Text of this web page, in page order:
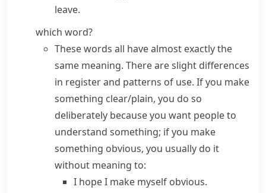
leave.
which word?
These words all have almost exactly the
same meaning. There are slight differences
in register and patterns of use. If you make
something clear/​plain, you do so
deliberately because you want people to
understand something; if you make
something obvious, you usually do it
without meaning to:
I hope I make myself obvious.